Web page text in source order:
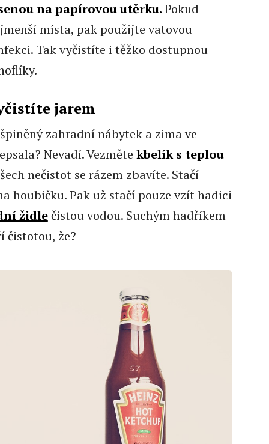
na papírovou utěrku.Pokud
místa, pak použijte vatovou
Tak vyčistíte i těžko dostupnou
jarem
zahradní nábytek a zima ve
Nevadí. Vezměte kbelík s teplou
nečistot se rázem zbavíte. Stačí
houbičku. Pak už stačí pouze vzít hadici
židlečistou vodou. Suchým hadříkem
čistotou, že?